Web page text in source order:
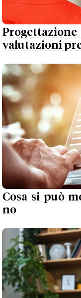
valutazioni
Cosa si può
no